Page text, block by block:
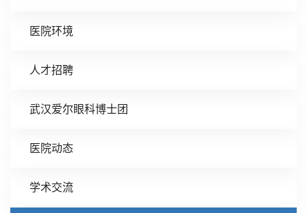
医院环境
人才招聘
武汉爱尔眼科博士团
医院动态
学术交流